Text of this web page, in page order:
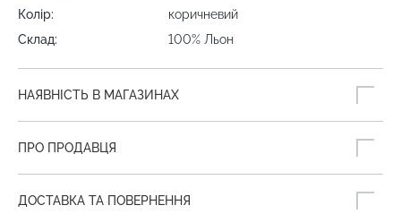
Колір:
коричневий
Склад:
100% Льон
НАЯВНІСТЬ В МАГАЗИНАХ
ПРО ПРОДАВЦЯ
ДОСТАВКА ТА ПОВЕРНЕННЯ